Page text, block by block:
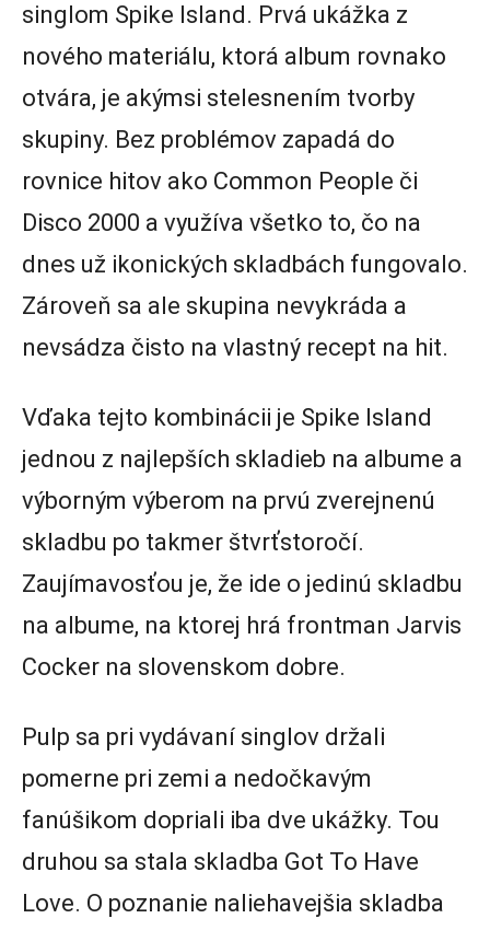
singlom Spike Island. Prvá ukážka z
nového materiálu, ktorá album rovnako
otvára, je akýmsi stelesnením tvorby
skupiny. Bez problémov zapadá do
rovnice hitov ako Common People či
Disco 2000 a využíva všetko to, čo na
dnes už ikonických skladbách fungovalo.
Zároveň sa ale skupina nevykráda a
nevsádza čisto na vlastný recept na hit.
Vďaka tejto kombinácii je Spike Island
jednou z najlepších skladieb na albume a
výborným výberom na prvú zverejnenú
skladbu po takmer štvrťstoročí.
Zaujímavosťou je, že ide o jedinú skladbu
na albume, na ktorej hrá frontman Jarvis
Cocker na slovenskom dobre.
Pulp sa pri vydávaní singlov držali
pomerne pri zemi a nedočkavým
fanúšikom dopriali iba dve ukážky. Tou
druhou sa stala skladba Got To Have
Love. O poznanie naliehavejšia skladba